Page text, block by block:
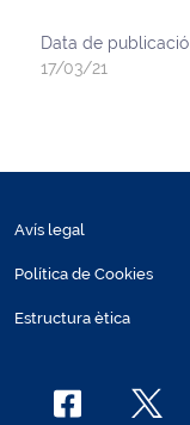
Data de publicació
17/03/21
Avís legal
Política de Cookies
Estructura ètica